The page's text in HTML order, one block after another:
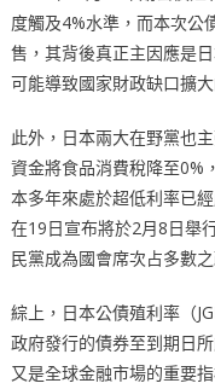
度觸及4%水準，而本次公
售，其背後真正主因應是
可能導致國家財政缺口擴
此外，日本兩大在野黨也
資金將食品消費稅降至0%
本多年來處於超低利率已
在19日宣布將於2月8日舉
民黨成為國會席次占多數之
綜上，日本公債殖利率（
政府發行的債券至到期日
又是全球金融市場的重要